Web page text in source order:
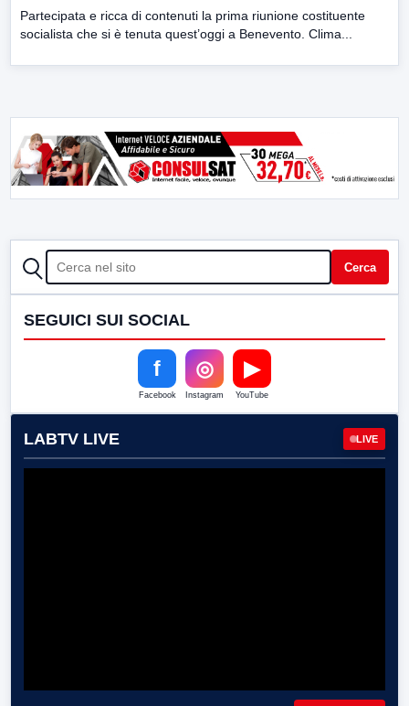
Partecipata e ricca di contenuti la prima riunione costituente
socialista che si è tenuta quest’oggi a Benevento. Clima...
CERCA Cerca
SEGUICI SUI SOCIAL
f
Facebook
◎
Instagram
▶
YouTube
LABTV LIVE LIVE